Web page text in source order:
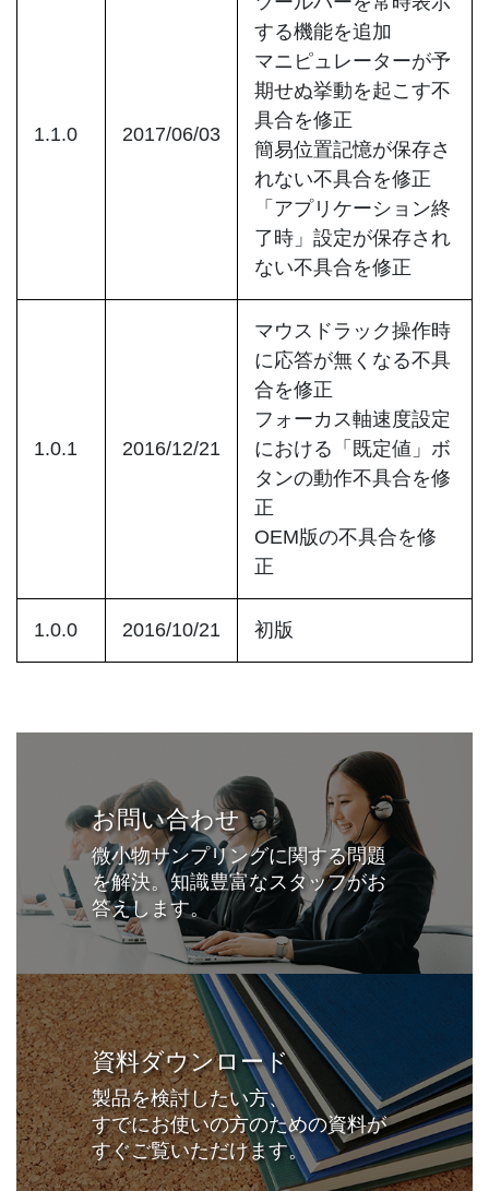
1.1.0 2017/06/03
する機能を追加
マニピュレーターが予
期せぬ挙動を起こす不
具合を修正
簡易位置記憶が保存さ
れない不具合を修正
「アプリケーション終
了時」設定が保存され
ない不具合を修正
1.0.1 2016/12/21
マウスドラック操作時
に応答が無くなる不具
合を修正
フォーカス軸速度設定
における「既定値」ボ
タンの動作不具合を修
正
OEM版の不具合を修
正
1.0.0 2016/10/21 初版
お問い合わせ
微小物サンプリングに関する問題
を解決。知識豊富なスタッフがお
答えします。
資料ダウンロード
製品を検討したい方、
すでにお使いの方のための資料が
すぐご覧いただけます。